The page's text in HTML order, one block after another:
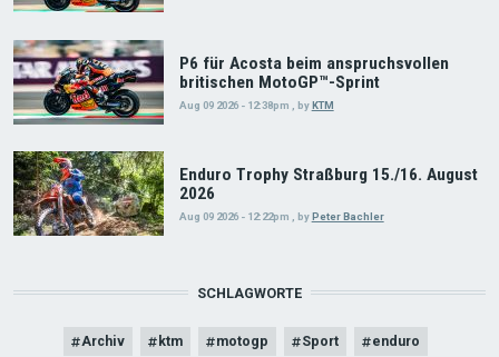
P6 für Acosta beim anspruchsvollen
britischen MotoGP™-Sprint
Aug 09 2026 - 12:38pm byKTM
Enduro Trophy Straßburg 15./16. August
2026
Aug 09 2026 - 12:22pm , by Peter Bachler
SCHLAGWORTE
Archiv ktm motogp Sport enduro